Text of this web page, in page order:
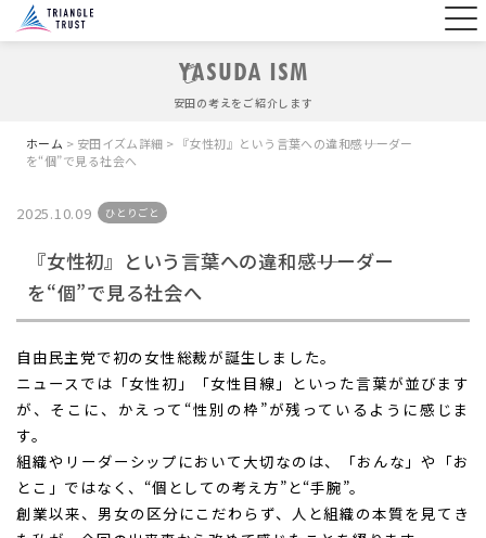
YASUDA ISM
安田の考えをご紹介します
ホーム > 安田イズム詳細 > 『女性初』という言葉への違和感――リーダー
を“個”で見る社会へ
2025.10.09 ひとりごと
『女性初』という言葉への違和感――リーダー
を“個”で見る社会へ
自由民主党で初の女性総裁が誕生しました。
ニュースでは「女性初」「女性目線」といった言葉が並びます
が、 そこに、かえって“性別の枠”が残っているように感じま
す。
組織やリーダーシップにおいて大切なのは、
「おんな」や「お
とこ」ではなく、“個としての考え方”と“手腕”。
創業以来、男女の区分にこだわらず、人と組織の本質を見てき